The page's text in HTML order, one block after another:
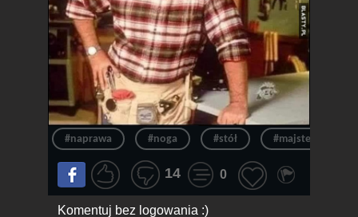
#naprawa #noga #stół #majster
14 0
Komentuj bez logowania :)